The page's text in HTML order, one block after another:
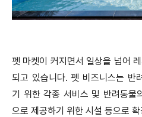
펫 마켓이 커지면서 일상을 넘어
되고 있습니다.펫 비즈니스는 반
기 위한 각종 서비스 및 반려동물
으로 제공하기 위한 시설 등으로